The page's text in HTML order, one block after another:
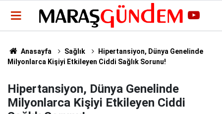
Anasayfa Sağlık
Hipertansiyon, Dünya Genelinde
Milyonlarca Kişiyi Etkileyen Ciddi Sağlık Sorunu!
Hipertansiyon, Dünya Genelinde
Milyonlarca Kişiyi Etkileyen Ciddi